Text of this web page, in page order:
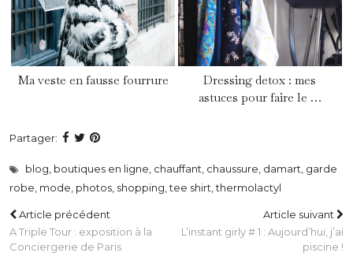
Ma veste en fausse fourrure
Dressing detox : mes
astuces pour faire le …
Partager:
blog boutiques en ligne chauffant chaussure damart garde
robe mode photos shopping ,tee shirt ,thermolactyl
Article précédent
A Triple Tour : exposition à la
Conciergerie de Paris
Article suivant
L’instant girly # 1 : Aujourd’hui, j’ai
piscine !